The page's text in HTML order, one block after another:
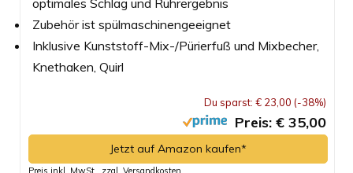
Zubehör ist spülmaschinengeeignet
Inklusive Kunststoff-Mix-/Pürierfuß und Mixbecher,
Knethaken, Quirl
Du sparst: € 23,00 (-38%)
Preis: € 35,00
Jetzt auf Amazon kaufen*
Preis inkl. MwSt., zzgl. Versandkosten